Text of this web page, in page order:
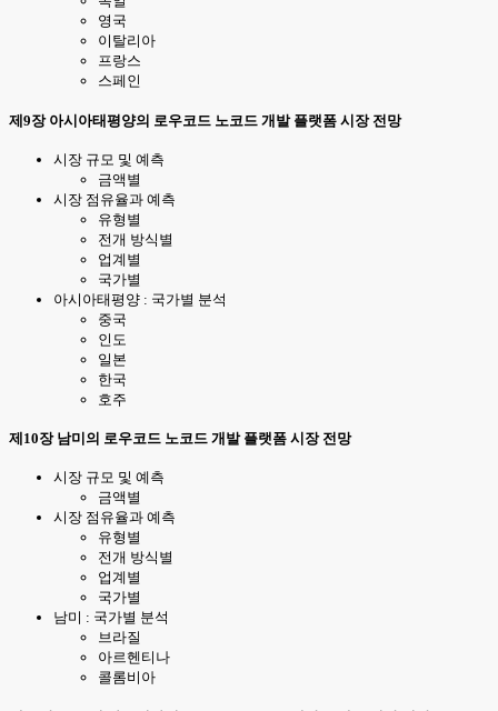
영국
이탈리아
프랑스
스페인
제9장 아시아태평양의 로우코드 노코드 개발 플랫폼 시장 전망
시장 규모 및 예측
금액별
시장 점유율과 예측
유형별
전개 방식별
업계별
국가별
아시아태평양 : 국가별 분석
중국
인도
일본
한국
호주
제10장 남미의 로우코드 노코드 개발 플랫폼 시장 전망
시장 규모 및 예측
금액별
시장 점유율과 예측
유형별
전개 방식별
업계별
국가별
남미 : 국가별 분석
브라질
아르헨티나
콜롬비아